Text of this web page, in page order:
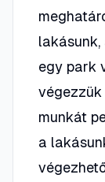
egy park
végezzük
munkát
a